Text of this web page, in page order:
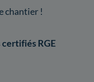
chantier !
RGE